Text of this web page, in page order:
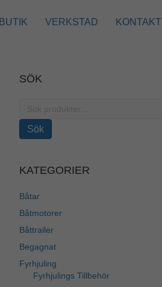
BUTIK VERKSTAD KONTAKT
SÖK
Sök
KATEGORIER
Båtar
Båtmotorer
Båttrailer
Begagnat
Fyrhjuling
Fyrhjulings Tillbehör